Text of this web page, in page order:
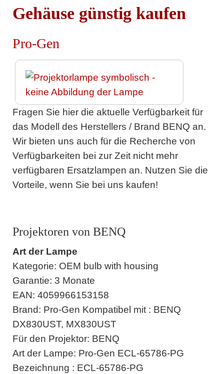
Gehäuse günstig kaufen
Pro-Gen
Fragen Sie hier die aktuelle Verfügbarkeit für
das Modell des Herstellers / Brand BENQ an.
Wir bieten uns auch für die Recherche von
Verfügbarkeiten bei zur Zeit nicht mehr
verfügbaren Ersatzlampen an. Nutzen Sie die
Vorteile, wenn Sie bei uns kaufen!
Projektoren von BENQ
Art der Lampe
Kategorie: OEM bulb with housing
Garantie: 3 Monate
EAN: 4059966153158
Brand: Pro-Gen Kompatibel mit : BENQ
DX830UST, MX830UST
Für den Projektor: BENQ
Art der Lampe: Pro-Gen ECL-65786-PG
Bezeichnung : ECL-65786-PG